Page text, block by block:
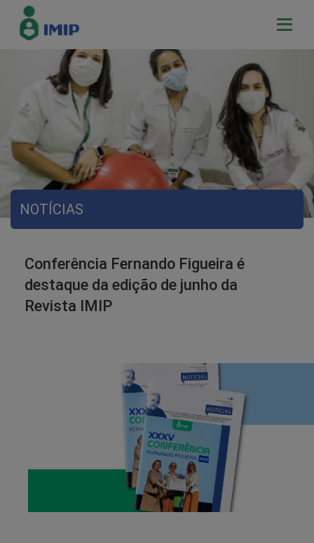
NOTÍCIAS
Conferência Fernando Figueira é
destaque da edição de junho da
Revista IMIP